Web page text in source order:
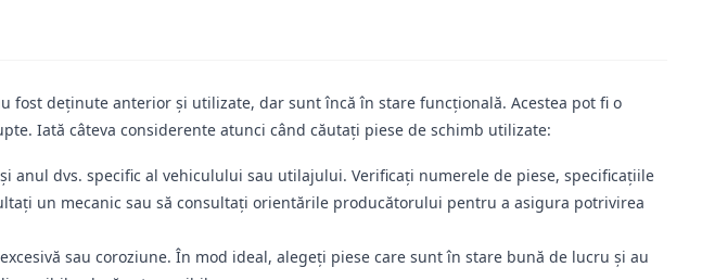
fost deținute anterior și utilizate, dar sunt încă în stare funcțională. Acestea pot fi o
Iată câteva considerente atunci când căutați piese de schimb utilizate:
dvs. specific al vehiculului sau utilajului. Verificați numerele de piese, specificațiile
un mecanic sau să consultați orientările producătorului pentru a asigura potrivirea
sau coroziune. În mod ideal, alegeți piese care sunt în stare bună de lucru și au